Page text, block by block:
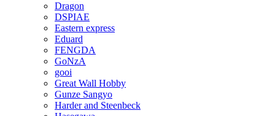
Dragon
DSPIAE
Eastern express
Eduard
FENGDA
GoNzA
gooi
Great Wall Hobby
Gunze Sangyo
Harder and Steenbeck